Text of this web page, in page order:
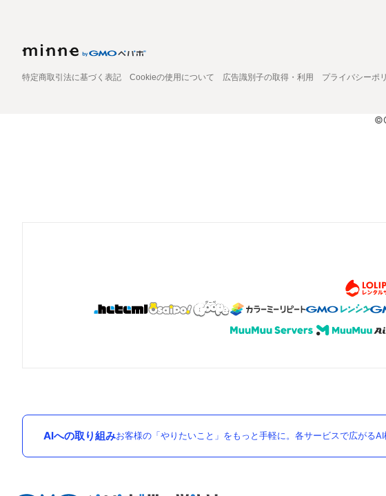
特定商取引法に基づく表記 Cookieの使用について 広告識別子の取得・利用 プライバシーポ
AIへの取り組みお客様の「やりたいこと」をもっと手軽に。各サービスで広がる